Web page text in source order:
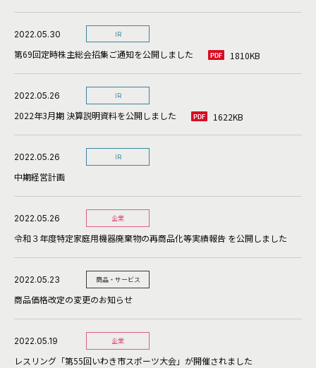
2022.05.30 IR
第69回定時株主総会招集ご通知を公開しました 1810KB
2022.05.26 IR
2022年3月期 決算説明資料を公開しました 1622KB
2022.05.26 IR
中期経営計画
2022.05.26 企業
令和３年度特定家庭用機器廃棄物の再商品化等実績報告 を公開しました
2022.05.23 商品・サービス
商品価格改定の変更のお知らせ
2022.05.19 企業
レスリング「第55回いわき市スポーツ大会」が開催されました